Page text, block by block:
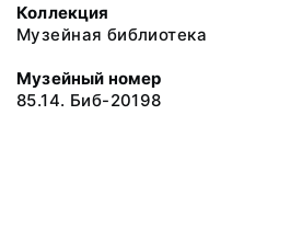
Коллекция
Музейная библиотека
Музейный номер
85.14. Биб-20198